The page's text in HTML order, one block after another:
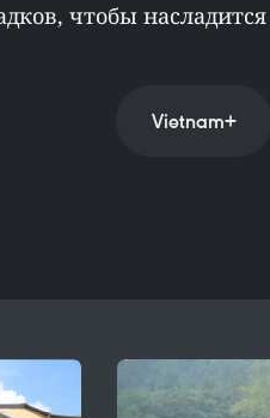
чтобы насладится
Vietnam+